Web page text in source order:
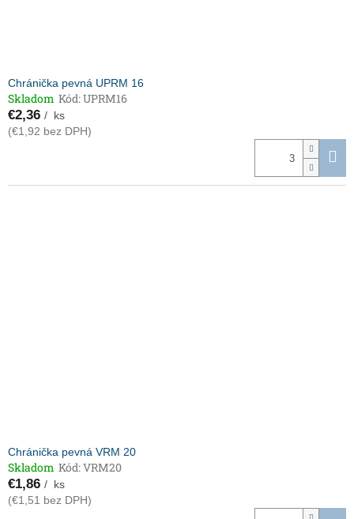
Chránička pevná UPRM 16
Skladom Kód:UPRM16
€2,36 / ks
(€1,92 bez DPH)
Chránička pevná VRM 20
Skladom Kód:VRM20
€1,86 / ks
(€1,51 bez DPH)